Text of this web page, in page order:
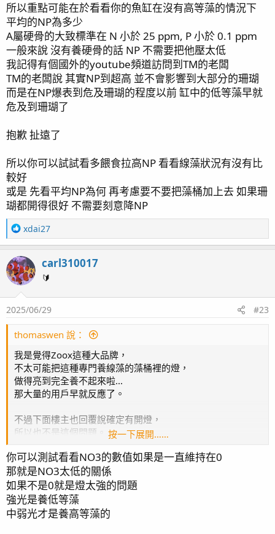
所以重點可能在於看看你的魚缸在沒有高等藻的情況下
平均的NP為多少
A屬硬骨的大致標準在 N 小於 25 ppm, P 小於 0.1 ppm
一般來說 沒有養硬骨的話 NP 不需要把他壓太低
我記得有個國外的youtube頻道訪問到TM的老闆
TM的老闆說 其實NP到超高 並不會影響到大部分的珊瑚
而是在NP爆表到危及珊瑚的程度以前 缸中的低等藻早就
危及到珊瑚了
抱歉 扯遠了
所以你可以試試看多餵食拉高NP 看看線藻狀況有沒有比
較好
或是 先看平均NP為何 再考慮要不要把藻桶加上去 如果珊
瑚都開得很好 不需要刻意降NP
R
e
c
t
i
o
n
：
xdai27
carl310017
🔰
2025/06/29 #23
thomaswen 說：
我是覺得Zoox這種大品牌，
不太可能把這種專門養線藻的藻桶裡的燈，
做得亮到完全養不起來啦...
那大量的用戶早就反應了。
不過下面樓主也回覆說確定有開燈，
所以也不是這個問題。
有沒有大神能找出原因了。
按一下展開……
你可以測試看看NO3的數值如果是一直維持在0
那就是NO3太低的關係
如果不是0就是燈太強的問題
強光是養低等藻
中弱光才是養高等藻的